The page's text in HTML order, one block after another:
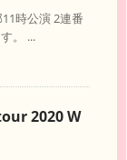
時公演 2連番
。 ...
2020 W